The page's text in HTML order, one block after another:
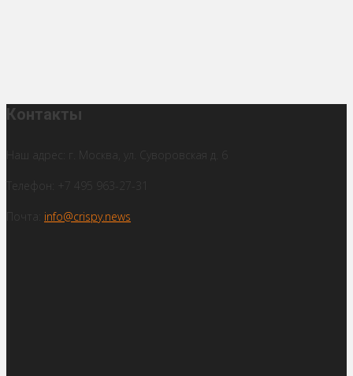
Контакты
Наш адрес: г. Москва, ул. Суворовская д. 6
Телефон: +7 495 963-27-31
Почта: info@crispy.news